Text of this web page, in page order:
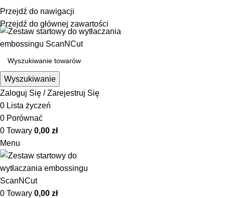
Przejdź do nawigacji
Przejdź do głównej zawartości
☎ +48 85 653 93 55
+48 85 653 93 55
biuro@maszyny-szwalnicze.pl
Wyszukiwanie
Zaloguj Się / Zarejestruj Się
0 Lista życzeń
0 Porównać
0 Towary 0,00 zł
Menu
0 Towary 0,00 zł